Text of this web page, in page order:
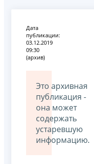
Дата
публикации:
03.12.2019
09:30
(архив)
Это архивная
публикация -
она может
содержать
устаревшую
информацию.